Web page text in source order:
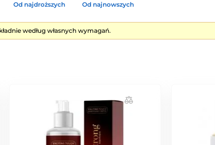
Od najdroższych Od najnowszych
według własnych wymagań.